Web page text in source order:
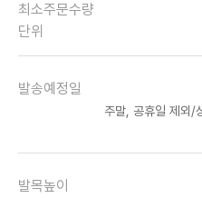
최소주문수량
단위
발송예정일
주말, 공휴일 제외/
발목높이